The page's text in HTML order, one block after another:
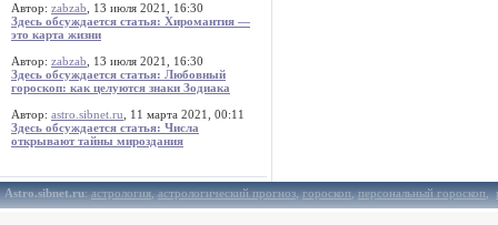
Автор: zabzab , 13 июля 2021, 16:30
Здесь обсуждается статья: Хиромантия —
это карта жизни
Автор: zabzab , 13 июля 2021, 16:30
Здесь обсуждается статья: Любовный
гороскоп: как целуются знаки Зодиака
Автор: astro.sibnet.ru , 11 марта 2021, 00:11
Здесь обсуждается статья: Числа
открывают тайны мироздания
Astro.sibnet.ru:астрология,астрологический прогноз,гороскоп,персональный гороскоп,